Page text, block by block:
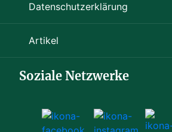
Datenschutzerklärung
Artikel
Soziale Netzwerke